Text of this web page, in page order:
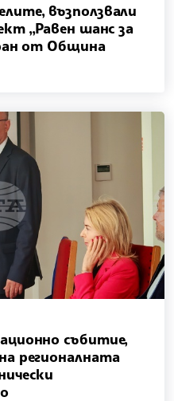
възползвали
„Равен шанс за
от Община
събитие,
регионалната